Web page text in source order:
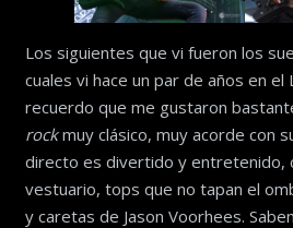
Los siguientes que vi fueron los
cuales vi hace un par de años en el
recuerdo que me gustaron
rockmuy clásico, muy acorde con
directo es divertido y entretenido,
vestuario, tops que no tapan el
y caretas de Jason Voorhees.